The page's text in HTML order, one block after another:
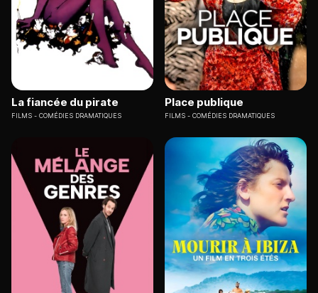
La fiancée du pirate
FILMS COMÉDIES DRAMATIQUES
Place publique
FILMS COMÉDIES DRAMATIQUES